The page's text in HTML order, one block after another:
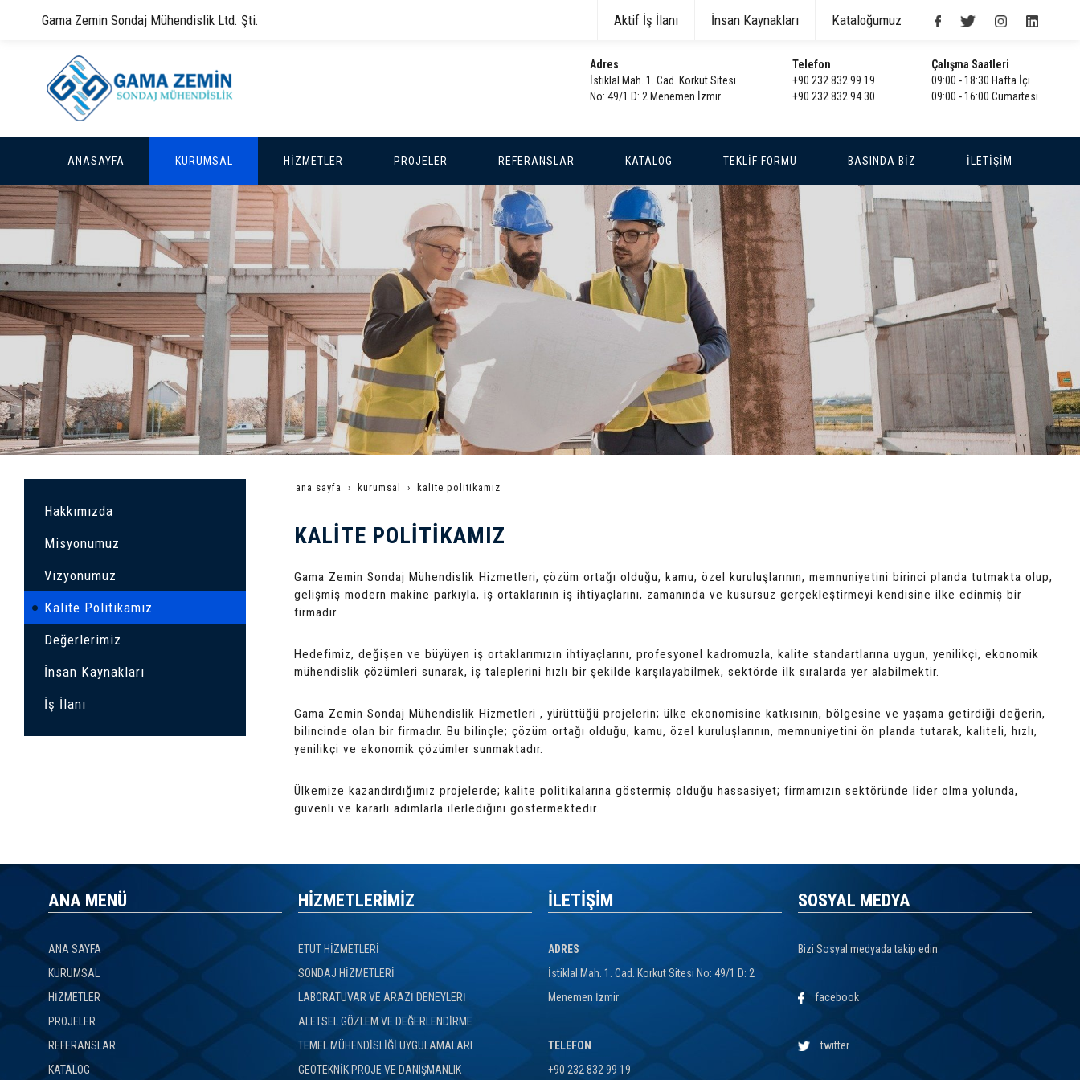
Gama Zemin Sondaj Mühendislik Ltd. Şti. Kataloğumuz
İnsan Kaynakları
Aktif İş İlanı
Adres
İstiklal Mah. 1. Cad. Korkut Sitesi
No: 49/1 D: 2 Menemen İzmir
Telefon
+90 232 832 99 19
+90 232 832 94 30
Çalışma Saatleri
09:00 - 18:30 Hafta İçi
09:00 - 16:00 Cumartesi
ANASAYFA KURUMSAL HİZMETLER PROJELER REFERANSLAR KATALOG TEKLİF FORMU BASINDA BİZ İLETİŞİM
ana sayfa kurumsal kalite politikamız
KALİTE POLİTİKAMIZ
Gama Zemin Sondaj Mühendislik Hizmetleri, çözüm ortağı olduğu, kamu, özel kuruluşlarının, memnuniyetini birinci planda tutmakta olup,
gelişmiş modern makine parkıyla, iş ortaklarının iş ihtiyaçlarını, zamanında ve kusursuz gerçekleştirmeyi kendisine ilke edinmiş bir
firmadır.
Hedefimiz, değişen ve büyüyen iş ortaklarımızın ihtiyaçlarını, profesyonel kadromuzla, kalite standartlarına uygun, yenilikçi, ekonomik
mühendislik çözümleri sunarak, iş taleplerini hızlı bir şekilde karşılayabilmek, sektörde ilk sıralarda yer alabilmektir.
Gama Zemin Sondaj Mühendislik Hizmetleri , yürüttüğü projelerin; ülke ekonomisine katkısının, bölgesine ve yaşama getirdiği değerin,
bilincinde olan bir firmadır. Bu bilinçle; çözüm ortağı olduğu, kamu, özel kuruluşlarının, memnuniyetini ön planda tutarak, kaliteli, hızlı,
yenilikçi ve ekonomik çözümler sunmaktadır.
Ülkemize kazandırdığımız projelerde; kalite politikalarına göstermiş olduğu hassasiyet; firmamızın sektöründe lider olma yolunda,
güvenli ve kararlı adımlarla ilerlediğini göstermektedir.
Hakkımızda
Misyonumuz
Vizyonumuz
Kalite Politikamız
Değerlerimiz
İnsan Kaynakları
İş İlanı
ANA MENÜ
ANA SAYFA
KURUMSAL
HİZMETLER
PROJELER
REFERANSLAR
KATALOG
HİZMETLERİMİZ
ETÜT HİZMETLERİ
SONDAJ HİZMETLERİ
LABORATUVAR VE ARAZİ DENEYLERİ
ALETSEL GÖZLEM VE DEĞERLENDİRME
TEMEL MÜHENDİSLİĞİ UYGULAMALARI
GEOTEKNİK PROJE VE DANIŞMANLIK
İLETİŞİM
ADRES
İstiklal Mah. 1. Cad. Korkut Sitesi No: 49/1 D: 2
Menemen İzmir
TELEFON
+90 232 832 99 19
SOSYAL MEDYA
Bizi Sosyal medyada takip edin
facebook
twitter